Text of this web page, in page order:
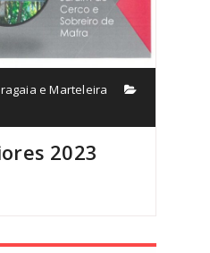
e Marteleira
2023